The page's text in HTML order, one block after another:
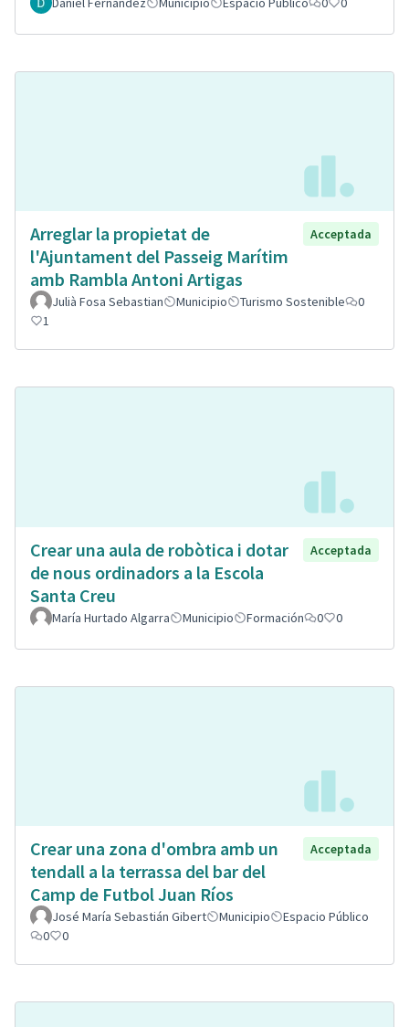
Arreglar la propietat de
l'Ajuntament del Passeig Marítim
amb Rambla Antoni Artigas
Acceptada
Julià Fosa Sebastian Municipio Turismo Sostenible
0
1
Crear una aula de robòtica i dotar
de nous ordinadors a la Escola
Santa Creu
Acceptada
María Hurtado Algarra Municipio Formación 0 0
Crear una zona d'ombra amb un
tendall a la terrassa del bar del
Camp de Futbol Juan Ríos
Acceptada
José María Sebastián Gibert Municipio
Espacio Público
0
0